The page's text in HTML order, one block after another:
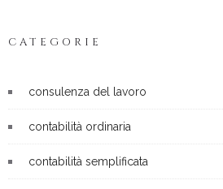
CATEGORIE
consulenza del lavoro
contabilità ordinaria
contabilità semplificata